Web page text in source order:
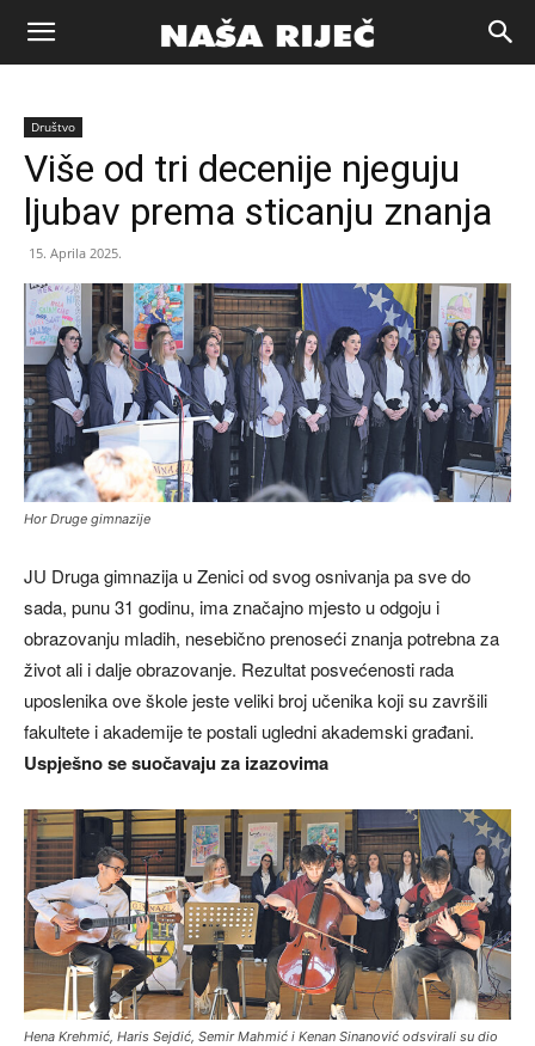
Naša
riječ
Zenica
Društvo
Više od tri decenije njeguju
ljubav prema sticanju znanja
15. Aprila 2025.
Hor Druge gimnazije
JU Druga gimnazija u Zenici od svog osnivanja pa sve do
sada, punu 31 godinu, ima značajno mjesto u odgoju i
obrazovanju mladih, nesebično prenoseći znanja potrebna za
život ali i dalje obrazovanje. Rezultat posvećenosti rada
uposlenika ove škole jeste veliki broj učenika koji su završili
fakultete i akademije te postali ugledni akademski građani.
Uspješno se suočavaju za izazovima
Hena Krehmić, Haris Sejdić, Semir Mahmić i Kenan Sinanović odsvirali su dio